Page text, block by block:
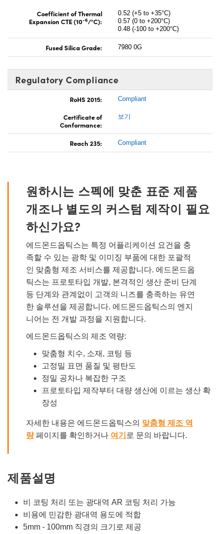
Coefficient of Thermal
Expansion CTE (10-6/°C):
0.52 (+5 to +35°C)
0.57 (0 to +200°C)
0.48 (-100 to +200°C)
Fused Silica Grade: 7980 0G
Regulatory Compliance
RoHS 2015: Compliant
Certificate of
Conformance:
보기
Reach 235: Compliant
원하시는 스펙에 맞춘 표준 제품
개조나 별도의 커스텀 제작이 필요
하신가요?
에드몬드옵틱스는 특정 어플리케이션 요건을 충
족할 수 있는 광학 및 이미징 부품에 대한 포괄적
인 맞춤형 제조 서비스를 제공합니다. 에드몬드옵
틱스는 프로토타입 개발, 본격적인 생산 준비 단계
등 단계와 관계없이 고객의 니즈를 충족하는 유연
한 솔루션을 제공합니다. 에드몬드옵틱스의 엔지
니어는 전 개발 과정을 지원합니다.
에드몬드옵틱스의 제조 역량:
맞춤형 치수, 소재, 코팅 등
고정밀 표면 품질 및 평탄도
정밀 공차나 복잡한 구조
프로토타입 제작부터 대량 생산에 이르는 생산 확
장성
자세한 내용은 에드몬드옵틱스의 맞춤형 제조 역
량페이지를 확인하거나 여기 로 문의 바랍니다.
제품설명
비 코팅 처리 또는 광대역 AR 코팅 처리 가능
비용에 민감한 광대역 용도에 적합
5mm - 100mm 직경의 크기로 제공